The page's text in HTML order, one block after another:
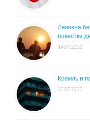
Левизна
повестке
14.07.2020
Кремль и
20.07.2020